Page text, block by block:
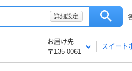
詳細設定
お届け先
〒135-0061
スイート